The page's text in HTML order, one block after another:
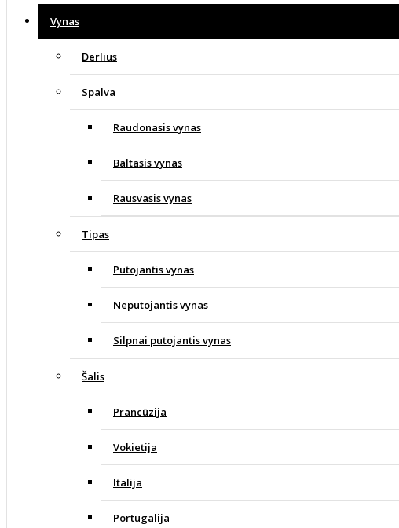
Vynas
Derlius
Spalva
Raudonasis vynas
Baltasis vynas
Rausvasis vynas
Tipas
Putojantis vynas
Neputojantis vynas
Silpnai putojantis vynas
Šalis
Prancūzija
Vokietija
Italija
Portugalija